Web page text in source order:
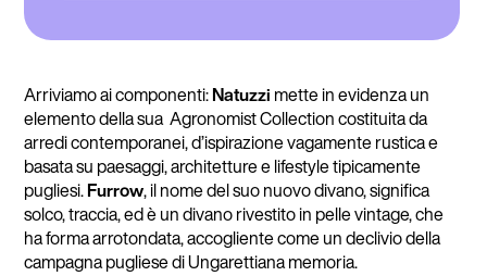
Arriviamo ai componenti:Natuzzi mette in evidenza un
elemento della sua Agronomist Collection costituita da
arredi contemporanei, d’ispirazione vagamente rustica e
basata su paesaggi, architetture e lifestyle tipicamente
pugliesi.Furrow, il nome del suo nuovo divano, significa
solco, traccia, ed è un divano rivestito in pelle vintage, che
ha forma arrotondata, accogliente come un declivio della
campagna pugliese di Ungarettiana memoria.